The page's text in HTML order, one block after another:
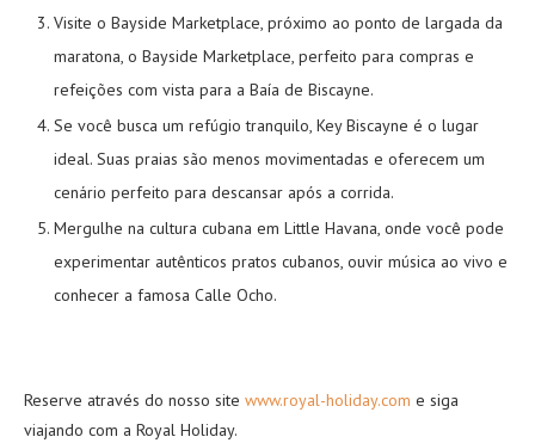
Visite o Bayside Marketplace, próximo ao ponto de largada da
maratona, o Bayside Marketplace, perfeito para compras e
refeições com vista para a Baía de Biscayne.
Se você busca um refúgio tranquilo, Key Biscayne é o lugar
ideal. Suas praias são menos movimentadas e oferecem um
cenário perfeito para descansar após a corrida.
Mergulhe na cultura cubana em Little Havana, onde você pode
experimentar autênticos pratos cubanos, ouvir música ao vivo e
conhecer a famosa Calle Ocho.
Reserve através do nosso site www.royal-holiday.com e siga
viajando com a Royal Holiday.